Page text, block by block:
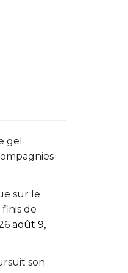
gel
sur le
de
août 9,
son